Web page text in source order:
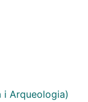
sentido, de
tienden a
a hacer
su vida".
Arqueologia)